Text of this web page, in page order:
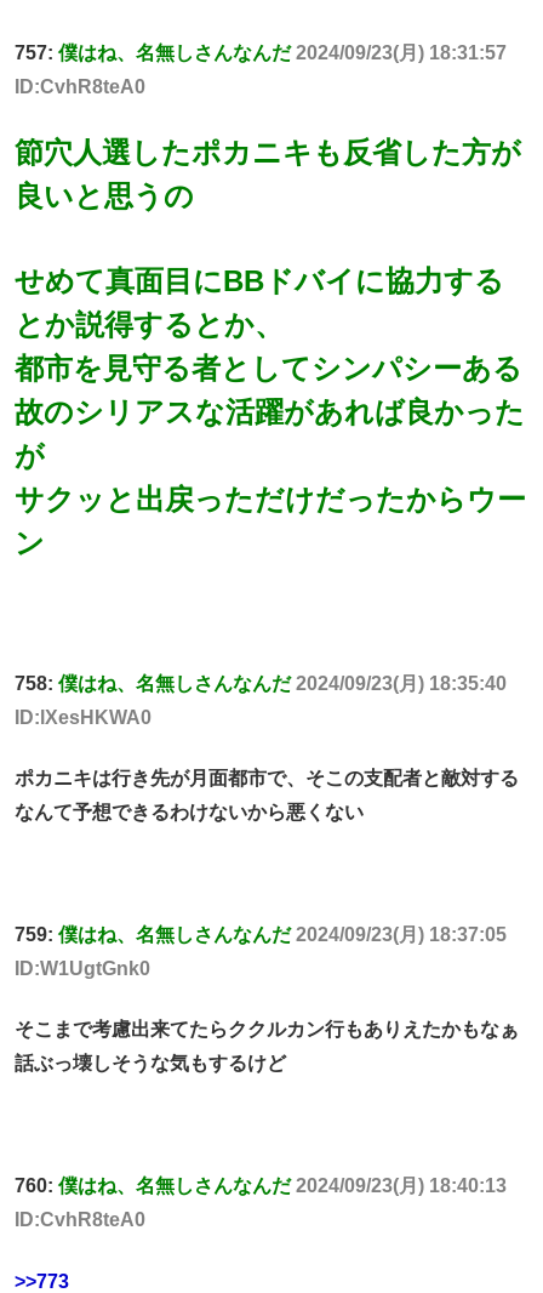
757: 僕はね、名無しさんなんだ 2024/09/23(月) 18:31:57
ID:CvhR8teA0
節穴人選したポカニキも反省した方が
良いと思うの
せめて真面目にBBドバイに協力する
とか説得するとか、
都市を見守る者としてシンパシーある
故のシリアスな活躍があれば良かった
が
サクッと出戻っただけだったからウー
ン
758: 僕はね、名無しさんなんだ 2024/09/23(月) 18:35:40
ID:lXesHKWA0
ポカニキは行き先が月面都市で、そこの支配者と敵対する
なんて予想できるわけないから悪くない
759: 僕はね、名無しさんなんだ 2024/09/23(月) 18:37:05
ID:W1UgtGnk0
そこまで考慮出来てたらククルカン行もありえたかもなぁ
話ぶっ壊しそうな気もするけど
760: 僕はね、名無しさんなんだ 2024/09/23(月) 18:40:13
ID:CvhR8teA0
>>773